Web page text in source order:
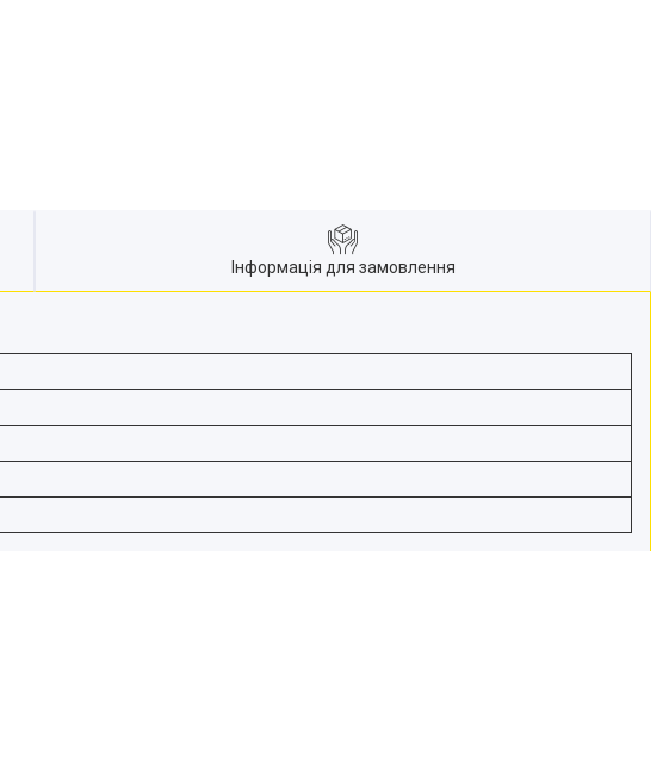
Інформація для замовлення